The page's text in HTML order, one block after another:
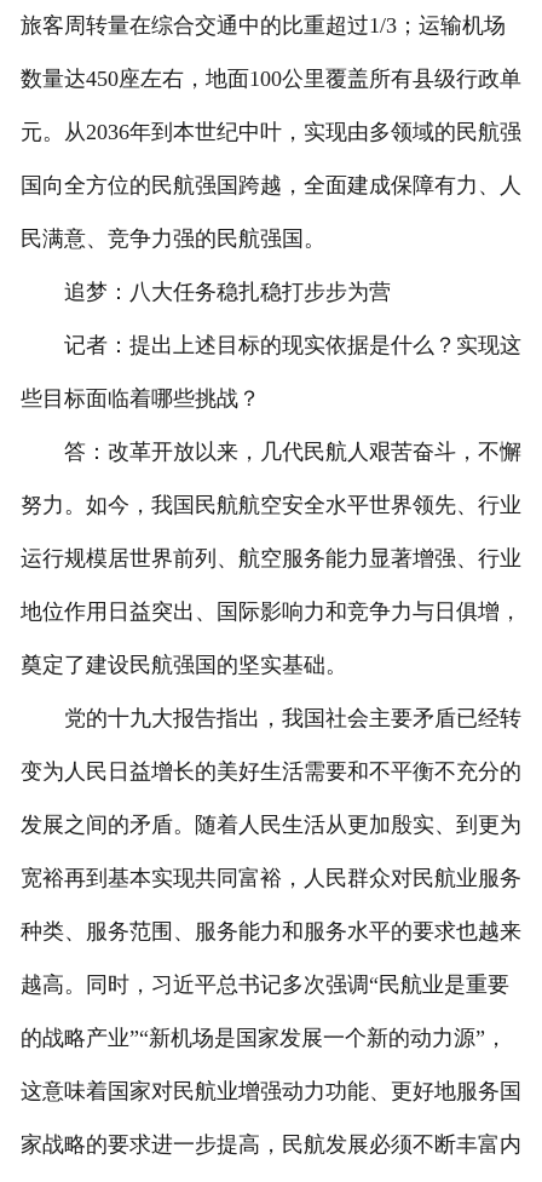
旅客周转量在综合交通中的比重超过1/3；运输机场
数量达450座左右，地面100公里覆盖所有县级行政单
元。从2036年到本世纪中叶，实现由多领域的民航强
国向全方位的民航强国跨越，全面建成保障有力、人
民满意、竞争力强的民航强国。
追梦：八大任务稳扎稳打步步为营
记者：提出上述目标的现实依据是什么？实现这
些目标面临着哪些挑战？
答：改革开放以来，几代民航人艰苦奋斗，不懈
努力。如今，我国民航航空安全水平世界领先、行业
运行规模居世界前列、航空服务能力显著增强、行业
地位作用日益突出、国际影响力和竞争力与日俱增，
奠定了建设民航强国的坚实基础。
党的十九大报告指出，我国社会主要矛盾已经转
变为人民日益增长的美好生活需要和不平衡不充分的
发展之间的矛盾。随着人民生活从更加殷实、到更为
宽裕再到基本实现共同富裕，人民群众对民航业服务
种类、服务范围、服务能力和服务水平的要求也越来
越高。同时，习近平总书记多次强调“民航业是重要
的战略产业”“新机场是国家发展一个新的动力源”，
这意味着国家对民航业增强动力功能、更好地服务国
家战略的要求进一步提高，民航发展必须不断丰富内